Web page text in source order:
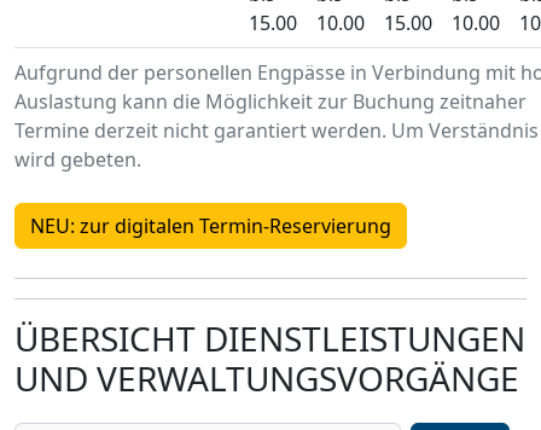
Aufgrund der personellen Engpässe in Verbindung mit
Auslastung kann die Möglichkeit zur Buchung zeitnaher
Termine derzeit nicht garantiert werden. Um Verständnis
wird gebeten.
15.00
10.00
15.00
10.00
NEU: zur digitalen Termin-Reservierung
ÜBERSICHT DIENSTLEISTUNGEN
UND VERWALTUNGSVORGÄNGE